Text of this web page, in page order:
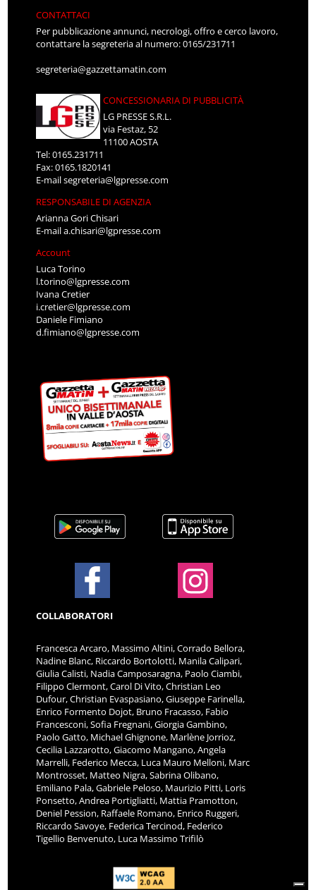
CONTATTACI
Per pubblicazione annunci, necrologi, offro e cerco lavoro,
contattare la segreteria al numero: 0165/231711
segreteria@gazzettamatin.com
CONCESSIONARIA DI PUBBLICITÀ
LG PRESSE S.R.L.
via Festaz, 52
11100 AOSTA
Tel: 0165.231711
Fax: 0165.1820141
E-mailsegreteria@lgpresse.com
RESPONSABILE DI AGENZIA
Arianna Gori Chisari
E-maila.chisari@lgpresse.com
Account
Luca Torino
l.torino@lgpresse.com
Ivana Cretier
i.cretier@lgpresse.com
Daniele Fimiano
d.fimiano@lgpresse.com
COLLABORATORI
Francesca Arcaro, Massimo Altini, Corrado Bellora,
Nadine Blanc, Riccardo Bortolotti, Manila Calipari,
Giulia Calisti, Nadia Camposaragna, Paolo Ciambi,
Filippo Clermont, Carol Di Vito, Christian Leo
Dufour, Christian Evaspasiano, Giuseppe Farinella,
Enrico Formento Dojot, Bruno Fracasso, Fabio
Francesconi, Sofia Fregnani, Giorgia Gambino,
Paolo Gatto, Michael Ghignone, Marlène Jorrioz,
Cecilia Lazzarotto, Giacomo Mangano, Angela
Marrelli, Federico Mecca, Luca Mauro Melloni, Marc
Montrosset, Matteo Nigra, Sabrina Olibano,
Emiliano Pala, Gabriele Peloso, Maurizio Pitti, Loris
Ponsetto, Andrea Portigliatti, Mattia Pramotton,
Deniel Pession, Raffaele Romano, Enrico Ruggeri,
Riccardo Savoye, Federica Tercinod, Federico
Tigellio Benvenuto, Luca Massimo Trifilò